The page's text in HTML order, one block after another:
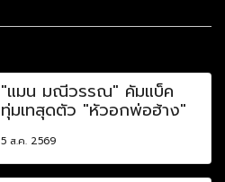
"แมน มณีวรรณ" คัมแบ็ค
ทุ่มเทสุดตัว "หัวอกพ่อฮ้าง"
5 ส.ค. 2569